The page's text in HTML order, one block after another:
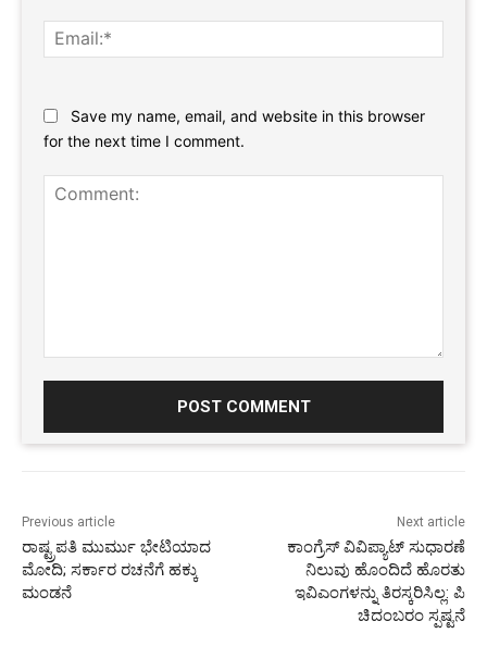
Save my name, email, and website in this browser
for the next time I comment.
Previous article
ರಾಷ್ಟ್ರಪತಿ ಮುರ್ಮು ಭೇಟಿಯಾದ
ಮೋದಿ; ಸರ್ಕಾರ ರಚನೆಗೆ ಹಕ್ಕು
ಮಂಡನೆ
Next article
ಕಾಂಗ್ರೆಸ್ ವಿವಿಪ್ಯಾಟ್‌ ಸುಧಾರಣೆ
ನಿಲುವು ಹೊಂದಿದೆ ಹೊರತು
ಇವಿಎಂಗಳನ್ನು ತಿರಸ್ಕರಿಸಿಲ್ಲ: ಪಿ
ಚಿದಂಬರಂ ಸ್ಪಷ್ಟನೆ